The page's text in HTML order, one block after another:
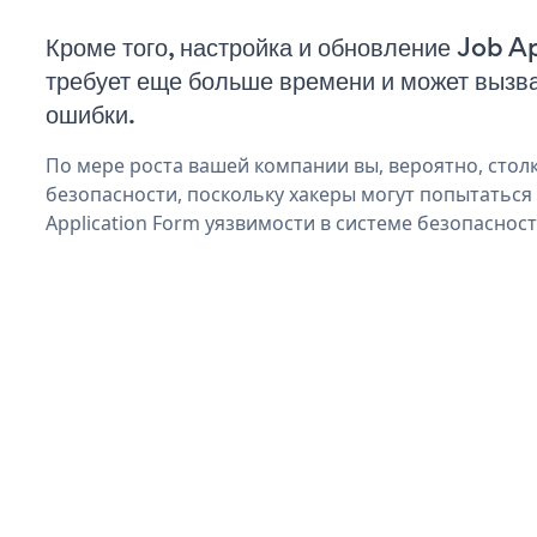
Кроме того, настройка и обновление
требует еще больше времени и может
ошибки.
По мере роста вашей компании вы, вероятно,
безопасности, поскольку хакеры могут
Application Form уязвимости в системе